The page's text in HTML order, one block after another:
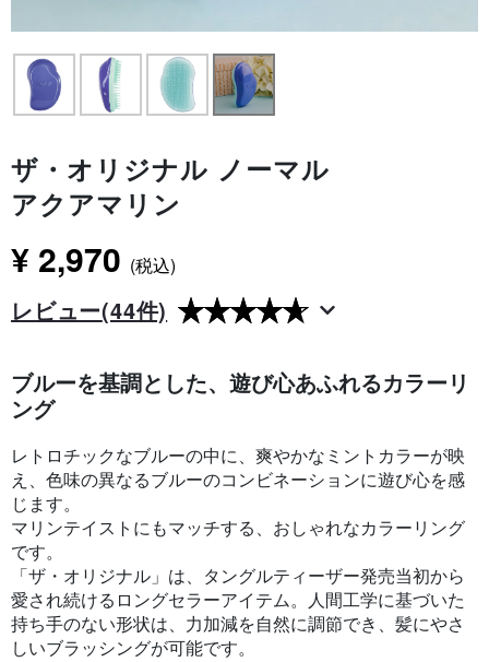
ザ・オリジナル ノーマル
アクアマリン
¥ 2,970 (税込)
レビュー(44件)
ブルーを基調とした、遊び心あふれるカラーリ
ング
レトロチックなブルーの中に、爽やかなミントカラーが映
え、色味の異なるブルーのコンビネーションに遊び心を感
じます。
マリンテイストにもマッチする、おしゃれなカラーリング
です。
「ザ・オリジナル」は、タングルティーザー発売当初から
愛され続けるロングセラーアイテム。人間工学に基づいた
持ち手のない形状は、力加減を自然に調節でき、髪にやさ
しいブラッシングが可能です。